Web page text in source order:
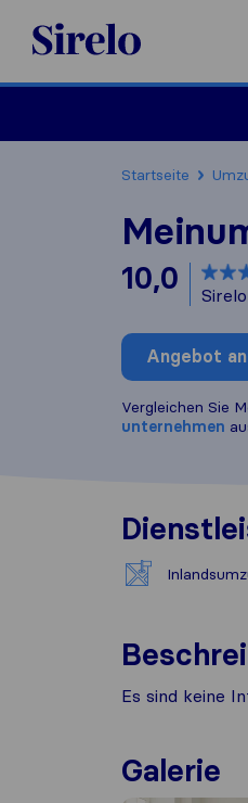
Sirelo.at
Startseite
10,0
Angebot
Vergleichen Sie
unternehmen
Es sind keine
Galerie